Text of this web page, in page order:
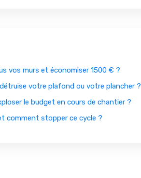
vos murs et économiser 1500 € ?
votre plafond ou votre plancher ?
le budget en cours de chantier ?
comment stopper ce cycle ?